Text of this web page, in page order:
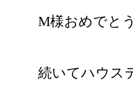
M様おめでと
続いてハウス